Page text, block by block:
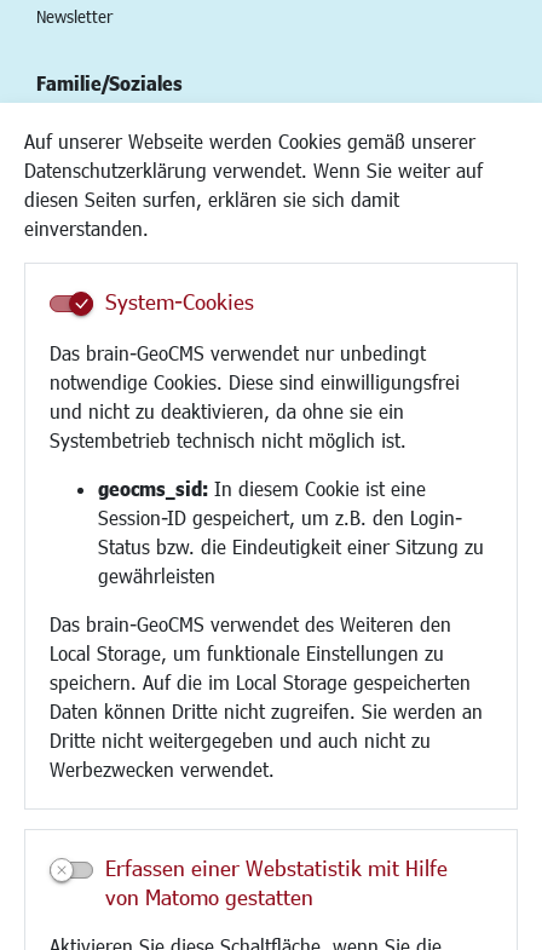
Auf unserer Webseite werden Cookies gemäß unserer
Datenschutzerklärung verwendet. Wenn Sie weiter auf
diesen Seiten surfen, erklären sie sich damit
einverstanden.
System-Cookies
Das brain-GeoCMS verwendet nur unbedingt
notwendige Cookies. Diese sind einwilligungsfrei
und nicht zu deaktivieren, da ohne sie ein
Systembetrieb technisch nicht möglich ist.
geocms_sid: In diesem Cookie ist eine
Session-ID gespeichert, um z.B. den Login-
Status bzw. die Eindeutigkeit einer Sitzung zu
gewährleisten
Das brain-GeoCMS verwendet des Weiteren den
Local Storage, um funktionale Einstellungen zu
speichern. Auf die im Local Storage gespeicherten
Daten können Dritte nicht zugreifen. Sie werden an
Dritte nicht weitergegeben und auch nicht zu
Werbezwecken verwendet.
Erfassen einer Webstatistik mit Hilfe
von Matomo gestatten
Newsletter
Familie/Soziales
Kinderbetreuung
Kinder und Jugend
Institutionen für Familien
Frauen
Schule
Demokratie leben
Ukrainehilfe
Hilfe für Geflüchtete
Religion
Bauen/Umwelt/Mobilität
Bebauungsplanung
Verkehr/Mobilität
Glasfaserausbau
Aktuelle Baustellen
Paddelteich
CINDY S
Kultur/Freizeit/Tourismus
Veranstaltungen
Neue Stadthalle Langen
Bäder